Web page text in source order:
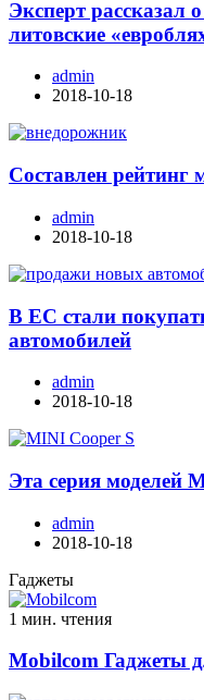
Эксперт рассказал
литовские
admin
2018-10-18
Составлен
admin
2018-10-18
В ЕС стали
автомобилей
admin
2018-10-18
Эта серия моделей
admin
2018-10-18
Гаджеты
1 мин. чтения
Mobilcom Гаджеты